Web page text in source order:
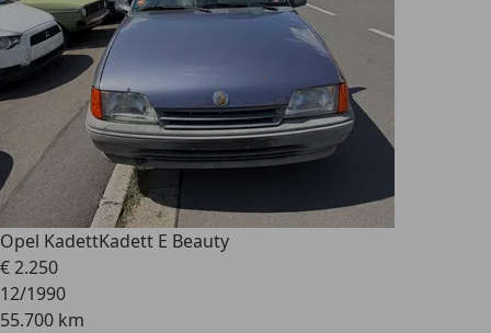
Opel KadettKadett E Beauty
€ 2.250
12/1990
55.700 km